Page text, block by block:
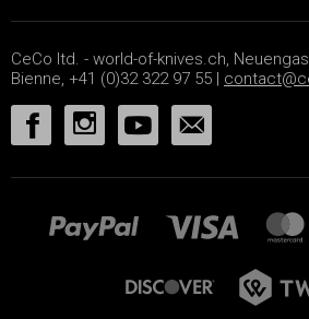
CeCo ltd. - world-of-knives.ch,
Bienne, +41 (0)32 322 97 55 |